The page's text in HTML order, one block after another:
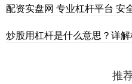
配资实盘网 专业杠杆平台 安
炒股用杠杆是什么意思？详
推